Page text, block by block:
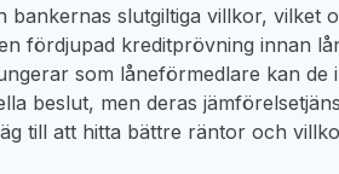
bankernas slutgiltiga villkor, vilket
fördjupad kreditprövning innan
som låneförmedlare kan de
beslut, men deras
till att hitta bättre räntor och